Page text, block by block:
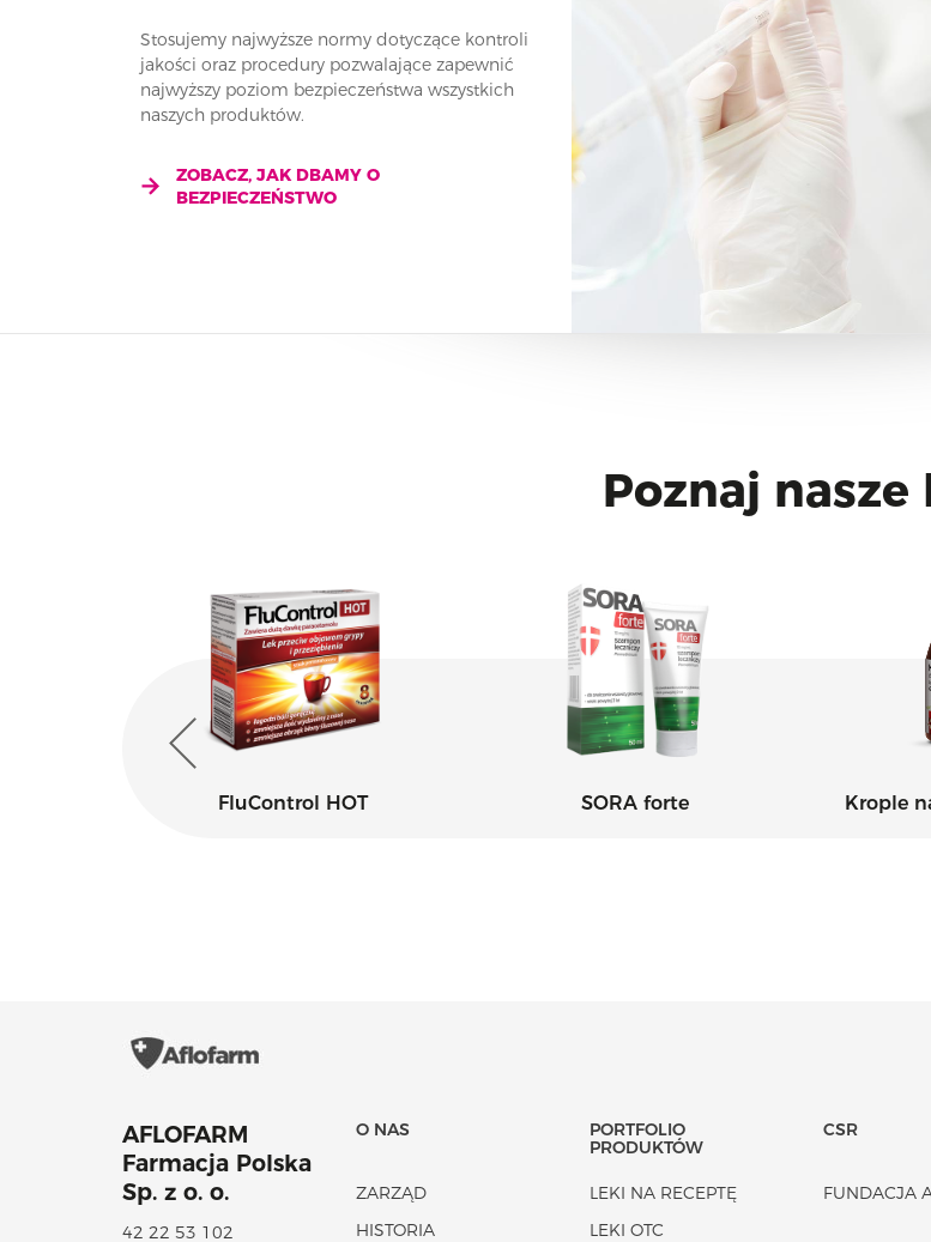
Stosujemy najwyższe normy dotyczące kontroli
jakości oraz procedury pozwalające zapewnić
najwyższy poziom bezpieczeństwa wszystkich
naszych produktów.
ZOBACZ, JAK DBAMY O
BEZPIECZEŃSTWO
Poznaj nasze
FluControl HOT SORA forte Krople
AFLOFARM
Farmacja Polska
Sp. z o. o.
42 22 53 102
O NAS
ZARZĄD
HISTORIA
PORTFOLIO
PRODUKTÓW
LEKI NA RECEPTĘ
LEKI OTC
CSR
FUNDACJA